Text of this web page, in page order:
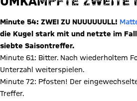
des sozialen Netzwerks auf
Minute 54: ZWEI ZU NUUUUUULL!
die Kugel stark mit und netzte im
siebte Saisontreffer.
Minute 61: Bitter. Nach wiederholtem
Unterzahl weiterspielen.
Minute 72: Pfosten! Der
Treffer.